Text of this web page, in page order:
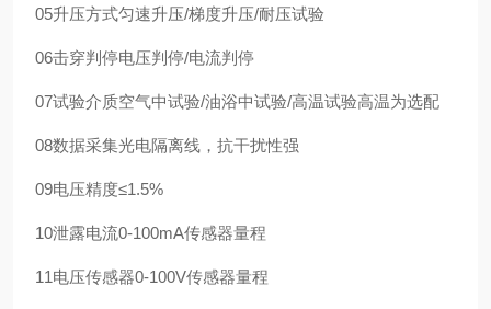
05升压方式匀速升压/梯度升压/耐压试验
06击穿判停电压判停/电流判停
07试验介质空气中试验/油浴中试验/高温试验高温为选配
08数据采集光电隔离线，抗干扰性强
09电压精度≤1.5%
10泄露电流0-100mA传感器量程
11电压传感器0-100V传感器量程